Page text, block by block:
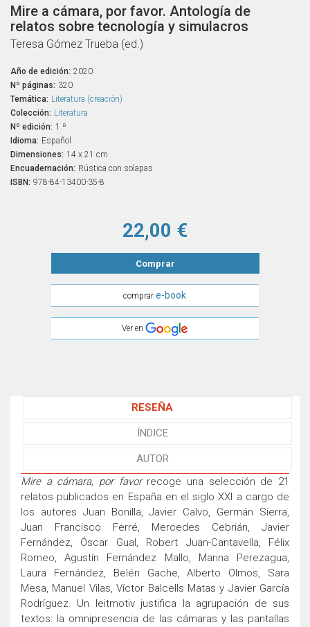
Mire a cámara, por favor. Antología de
relatos sobre tecnología y simulacros
Teresa Gómez Trueba (ed.)
Año de edición: 2020
Nº páginas: 320
Temática: Literatura (creación)
Colección: Literatura
Nº edición: 1.ª
Idioma: Español
Dimensiones: 14 x 21 cm
Encuadernación: Rústica con solapas
ISBN: 978-84-13400-35-8
22,00 €
Comprar
comprare-book
Ver en
RESEÑA
ÍNDICE
AUTOR
Mire a cámara, por favorrecoge una selección de 21
relatos publicados en España en el siglo XXI a cargo de
los autores Juan Bonilla, Javier Calvo, Germán Sierra,
Juan Francisco Ferré, Mercedes Cebrián, Javier
Fernández, Óscar Gual, Robert Juan-Cantavella, Félix
Romeo, Agustín Fernández Mallo, Marina Perezagua,
Laura Fernández, Belén Gache, Alberto Olmos, Sara
Mesa, Manuel Vilas, Víctor Balcells Matas y Javier García
Rodríguez. Un leitmotiv justifica la agrupación de sus
textos: la omnipresencia de las cámaras y las pantallas